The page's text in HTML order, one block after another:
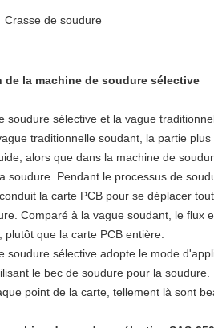
Crasse de soudure
de la machine de soudure sélective
soudure sélective et la vague
traditionnelle soudant, la partie
alors que dans la machine de
soudure. Pendant le processus de
la carte PCB pour se déplacer
Comparé à la vague soudant, le flux
plutôt que la carte PCB entière.
soudure sélective adopte le mode
le bec de soudure pour la
point de la carte, tellement là sont